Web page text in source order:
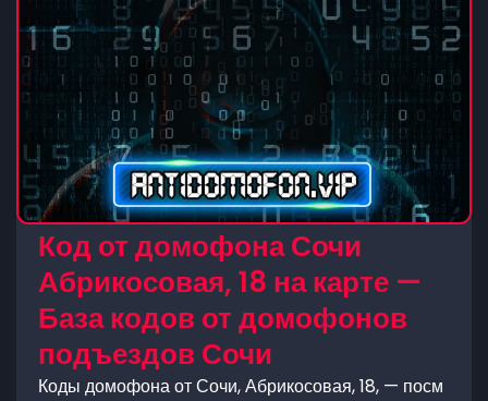
Код от домофона Сочи
Абрикосовая, 18 на карте —
База кодов от домофонов
подъездов Сочи
Коды домофона от Сочи, Абрикосовая, 18, — посм